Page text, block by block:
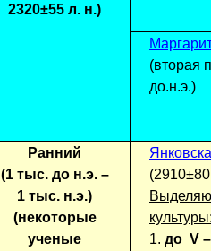
2320±55 л. н.)
(вторая
до.н.э.)
Ранний
(1 тыс. до н.э. –
1 тыс. н.э.)
(некоторые
ученые
1. до V